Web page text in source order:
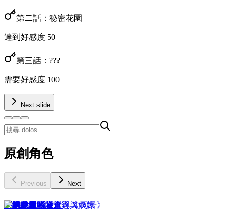
第二話：秘密花園
達到好感度 50
第三話：???
需要好感度 100
Next slide
原創角色
Previous Next
同總裁困喺貨倉